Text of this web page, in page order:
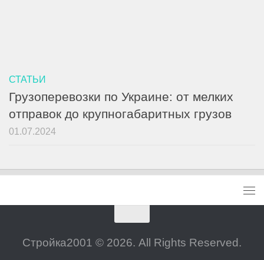
СТАТЬИ
Грузоперевозки по Украине: от мелких
отправок до крупногабаритных грузов
01.07.2024
Стройка2001 © 2026. All Rights Reserved.